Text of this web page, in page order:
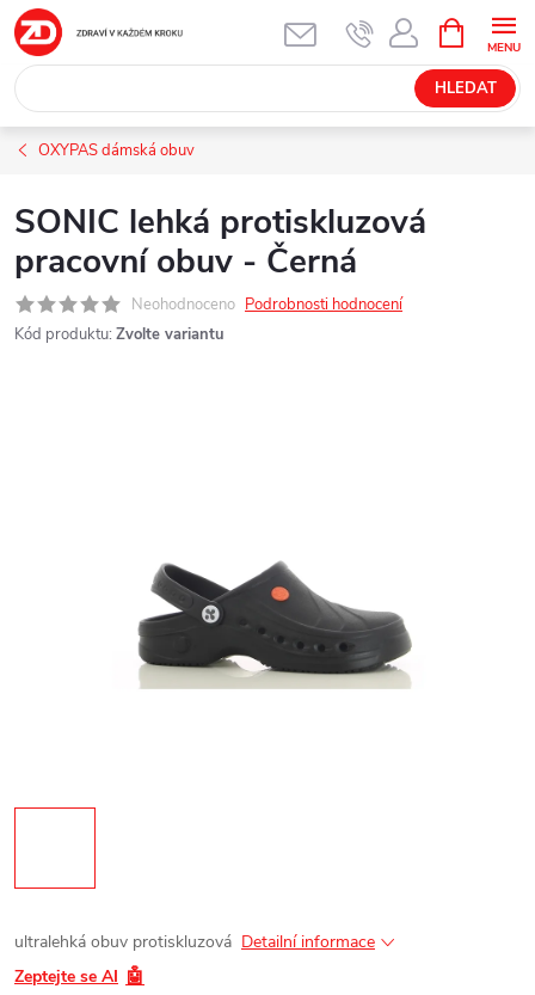
Přejít
na
obsah
HLEDAT
NÁKUPNÍ
KOŠÍK
OXYPAS dámská obuv
SONIC lehká protiskluzová
pracovní obuv - Černá
Neohodnoceno Podrobnosti hodnocení
Kód produktu: Zvolte variantu
ultralehká obuv protiskluzová Detailní informace
Zeptejte se AI 🤖